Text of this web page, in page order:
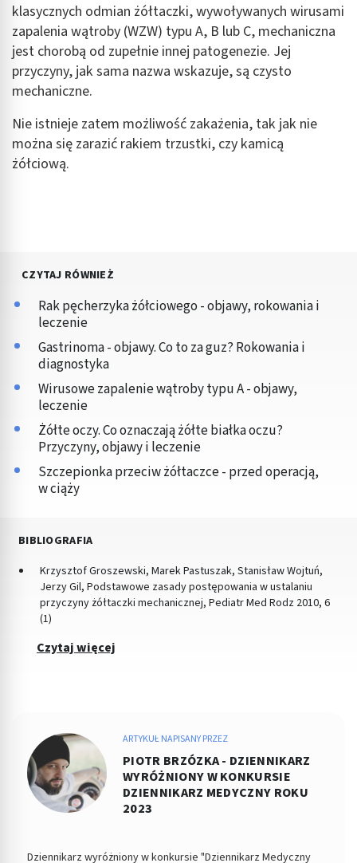
klasycznych odmian żółtaczki, wywoływanych wirusami
zapalenia wątroby (WZW) typu A, B lub C, mechaniczna
jest chorobą od zupełnie innej patogenezie. Jej
przyczyny, jak sama nazwa wskazuje, są czysto
mechaniczne.
Nie istnieje zatem możliwość zakażenia, tak jak nie
można się zarazić rakiem trzustki, czy kamicą
żółciową.
CZYTAJ RÓWNIEŻ
Rak pęcherzyka żółciowego - objawy, rokowania i
leczenie
Gastrinoma - objawy. Co to za guz? Rokowania i
diagnostyka
Wirusowe zapalenie wątroby typu A - objawy,
leczenie
Żółte oczy. Co oznaczają żółte białka oczu?
Przyczyny, objawy i leczenie
Szczepionka przeciw żółtaczce - przed operacją,
w ciąży
BIBLIOGRAFIA
Krzysztof Groszewski, Marek Pastuszak, Stanisław Wojtuń,
Jerzy Gil, Podstawowe zasady postępowania w ustalaniu
przyczyny żółtaczki mechanicznej, Pediatr Med Rodz 2010, 6
(1)
Czytaj więcej
ARTYKUŁ NAPISANY PRZEZ
PIOTR BRZÓZKA - DZIENNIKARZ
WYRÓŻNIONY W KONKURSIE
DZIENNIKARZ MEDYCZNY ROKU
2023
Dziennikarz wyróżniony w konkursie "Dziennikarz Medyczny